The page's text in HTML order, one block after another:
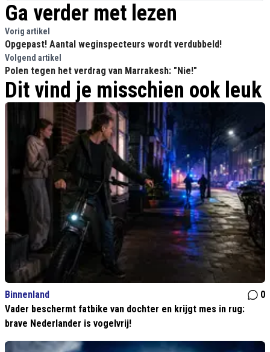
Ga verder met lezen
Vorig artikel
Opgepast! Aantal weginspecteurs wordt verdubbeld!
Volgend artikel
Polen tegen het verdrag van Marrakesh: "Nie!"
Dit vind je misschien ook leuk
Binnenland
0
Vader beschermt fatbike van dochter en krijgt mes in rug:
brave Nederlander is vogelvrij!